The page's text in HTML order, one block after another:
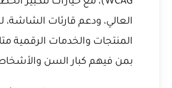
العالي، ودعم قارئات
المنتجات والخدمات الرقمية
بمن فيهم كبار السن